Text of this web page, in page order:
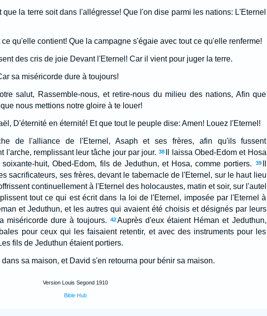
la terre soit dans l'allégresse! Que l'on dise parmi les nations: L'Eternel
qu'elle contient! Que la campagne s'égaie avec tout ce qu'elle renferme!
des cris de joie Devant l'Eternel! Car il vient pour juger la terre.
sa miséricorde dure à toujours!
salut, Rassemble-nous, et retire-nous du milieu des nations, Afin que
nous mettions notre gloire à te louer!
D'éternité en éternité! Et que tout le peuple dise: Amen! Louez l'Eternel!
de l'alliance de l'Eternel, Asaph et ses frères, afin qu'ils fussent
l'arche, remplissant leur tâche jour par jour. 38
Il laissa Obed-Edom et Hosa
huit, Obed-Edom, fils de Jeduthun, et Hosa, comme portiers.
39
sacrificateurs, ses frères, devant le tabernacle de l'Eternel, sur le haut lieu
continuellement à l'Eternel des holocaustes, matin et soir, sur l'autel
tout ce qui est écrit dans la loi de l'Eternel, imposée par l'Eternel à
et Jeduthun, et les autres qui avaient été choisis et désignés par leurs
miséricorde dure à toujours.
42Auprès d'eux étaient Héman et Jeduthun,
pour ceux qui les faisaient retentir, et avec des instruments pour les
fils de Jeduthun étaient portiers.
sa maison, et David s'en retourna pour bénir sa maison.
Version Louis Segond 1910
Bible Hub